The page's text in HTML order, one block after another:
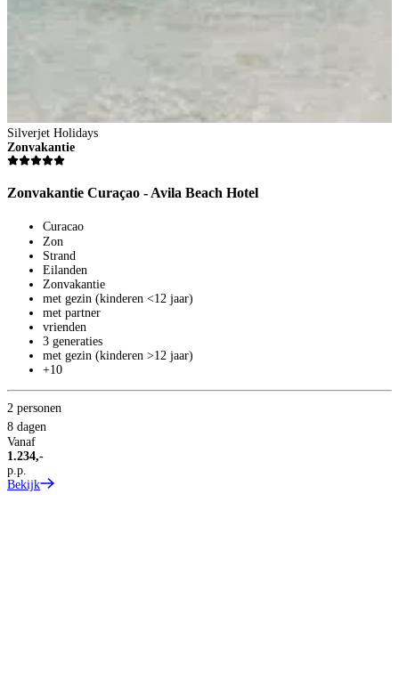
Silverjet Holidays
Zonvakantie
Zonvakantie Curaçao - Avila Beach Hotel
Curacao
Zon
Strand
Eilanden
Zonvakantie
met gezin (kinderen <12 jaar)
met partner
vrienden
3 generaties
met gezin (kinderen >12 jaar)
+10
2 personen
8 dagen
Vanaf
1.234,-
p.p.
Bekijk